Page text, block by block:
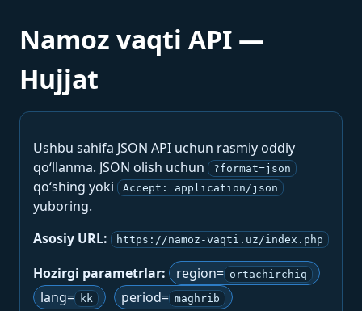
Namoz vaqti API —
Hujjat
Ushbu sahifa JSON API uchun rasmiy oddiy
qo‘llanma. JSON olish uchun
?format=json
qo‘shing yoki Accept: application/json
yuboring.
Asosiy URL:
https://namoz-vaqti.uz/index.php
Hozirgi parametrlar: region= ortachirchiq
lang= kk period= maghrib